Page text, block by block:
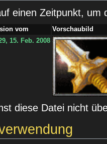
einen Zeitpunkt, um
vom
Vorschaubild
15. Feb. 2008
diese Datei nicht